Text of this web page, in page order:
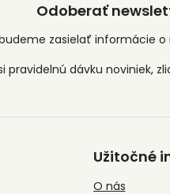
Odoberať
zasielať informácie
Užitočné
O nás